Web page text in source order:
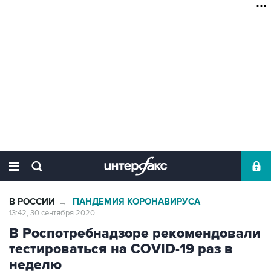
В РОССИИ → ПАНДЕМИЯ КОРОНАВИРУСА
13:42, 30 сентября 2020
В Роспотребнадзоре рекомендовали
тестироваться на COVID-19 раз в
неделю